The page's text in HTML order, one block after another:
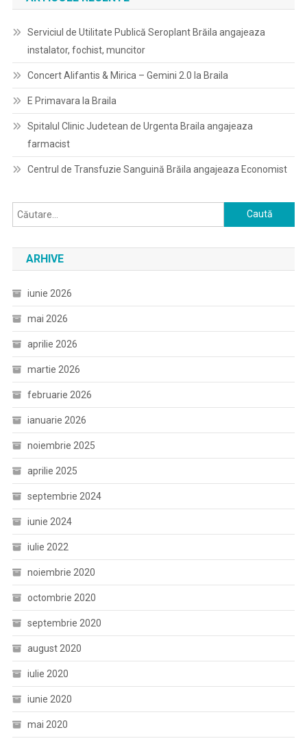
Serviciul de Utilitate Publică Seroplant Brăila angajeaza
instalator, fochist, muncitor
Concert Alifantis & Mirica – Gemini 2.0 la Braila
E Primavara la Braila
Spitalul Clinic Judetean de Urgenta Braila angajeaza
farmacist
Centrul de Transfuzie Sanguină Brăila angajeaza Economist
Caută
după:
ARHIVE
iunie 2026
mai 2026
aprilie 2026
martie 2026
februarie 2026
ianuarie 2026
noiembrie 2025
aprilie 2025
septembrie 2024
iunie 2024
iulie 2022
noiembrie 2020
octombrie 2020
septembrie 2020
august 2020
iulie 2020
iunie 2020
mai 2020